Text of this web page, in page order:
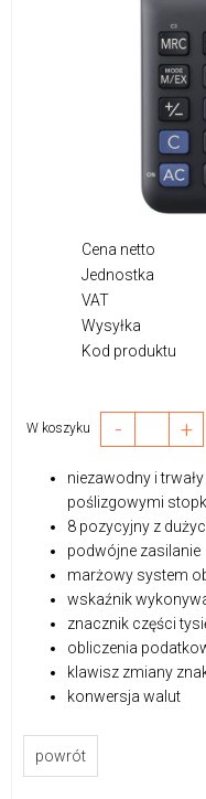
Cena netto
Jednostka
VAT
Wysyłka
Kod produktu
W koszyku - +
niezawodny i
poślizgowymi
8 pozycyjny z
podwójne zasilanie
marżowy system
wskaźnik
znacznik części
obliczenia
klawisz zmiany
konwersja walut
powrót